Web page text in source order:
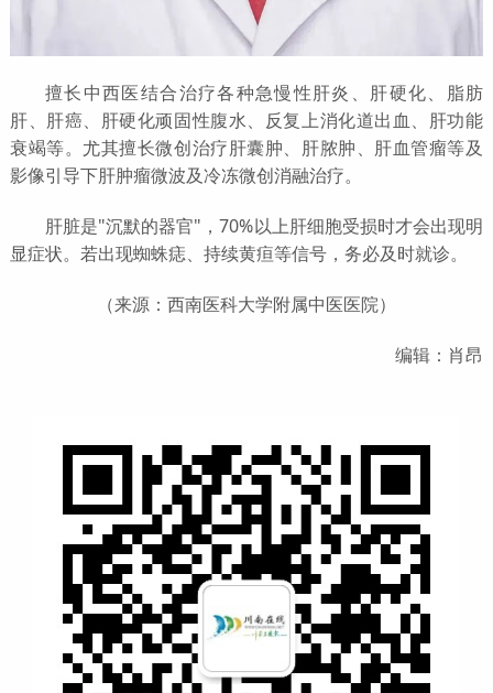
擅长中西医结合治疗各种急慢性肝炎、肝硬化、脂肪
肝、肝癌、肝硬化顽固性腹水、反复上消化道出血、肝功能
衰竭等。尤其擅长微创治疗肝囊肿、肝脓肿、肝血管瘤等及
影像引导下肝肿瘤微波及冷冻微创消融治疗。
肝脏是"沉默的器官"，70%以上肝细胞受损时才会出现明
显症状。若出现蜘蛛痣、持续黄疸等信号，务必及时就诊。
（来源：西南医科大学附属中医医院）
编辑：肖昂